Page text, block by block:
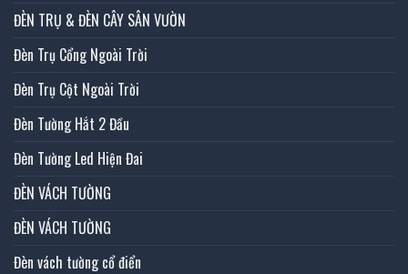
ĐÈN TRỤ & ĐÈN CÂY SÂN VƯỜN
Đèn Trụ Cổng Ngoài Trời
Đèn Trụ Cột Ngoài Trời
Đèn Tường Hắt 2 Đầu
Đèn Tường Led Hiện Đai
ĐÈN VÁCH TƯỜNG
ĐÈN VÁCH TƯỜNG
Đèn vách tường cổ điển